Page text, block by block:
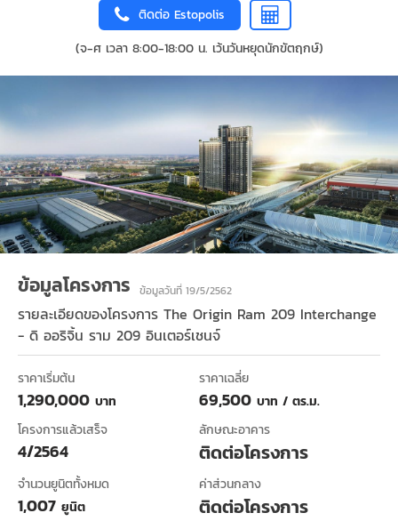
ติดต่อ Estopolis
(จ-ศ เวลา 8:00-18:00 น. เว้นวันหยุดนักขัตฤกษ์)
ข้อมูลโครงการ ข้อมูลวันที่ 19/5/2562
รายละเอียดของโครงการ The Origin Ram 209 Interchange
- ดิ ออริจิ้น ราม 209 อินเตอร์เชนจ์
ราคาเริ่มต้น
1,290,000 บาท
ราคาเฉลี่ย
69,500 บาท / ตร.ม.
โครงการแล้วเสร็จ
4/2564
ลักษณะอาคาร
ติดต่อโครงการ
จำนวนยูนิตทั้งหมด
1,007 ยูนิต
ค่าส่วนกลาง
ติดต่อโครงการ